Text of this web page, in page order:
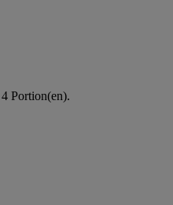
4 Portion(en).